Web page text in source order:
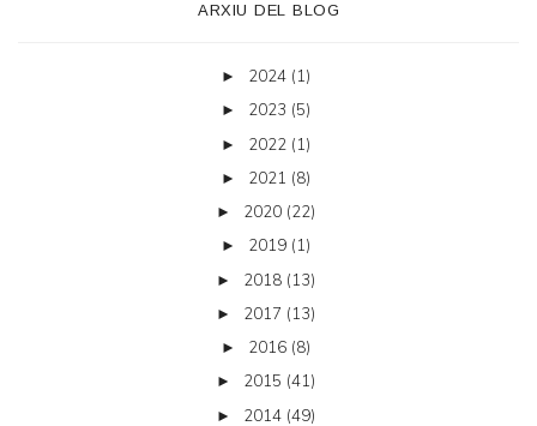
ARXIU DEL BLOG
► 2024 (1)
► 2023 (5)
► 2022 (1)
► 2021 (8)
► 2020 (22)
► 2019 (1)
► 2018 (13)
► 2017 (13)
► 2016 (8)
► 2015 (41)
► 2014 (49)